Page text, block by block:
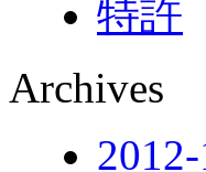
特許
Archives